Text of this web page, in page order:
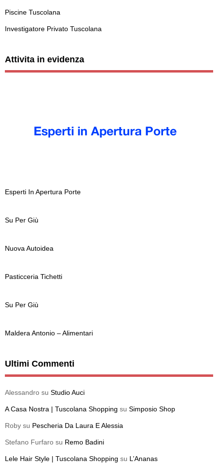
Piscine Tuscolana
Investigatore Privato Tuscolana
Attivita in evidenza
Esperti In Apertura Porte
Su Per Giù
Nuova Autoidea
Pasticceria Tichetti
Su Per Giù
Maldera Antonio – Alimentari
Ultimi Commenti
Alessandro su Studio Auci
A Casa Nostra | Tuscolana Shopping su Simposio Shop
Roby su Pescheria Da Laura E Alessia
Stefano Furfaro su Remo Badini
Lele Hair Style | Tuscolana Shopping su L’Ananas